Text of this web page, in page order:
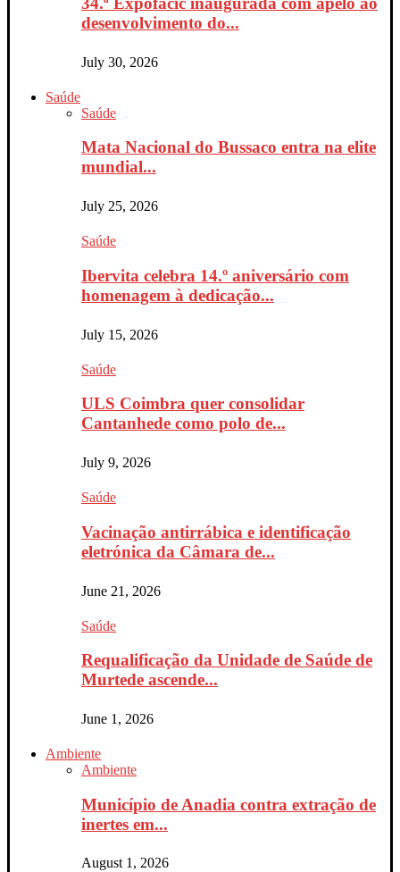
desenvolvimento do...
July 30, 2026
Saúde
Saúde
Mata Nacional do Bussaco entra na elite
mundial...
July 25, 2026
Saúde
Ibervita celebra 14.º aniversário com
homenagem à dedicação...
July 15, 2026
Saúde
ULS Coimbra quer consolidar
Cantanhede como polo de...
July 9, 2026
Saúde
Vacinação antirrábica e identificação
eletrónica da Câmara de...
June 21, 2026
Saúde
Requalificação da Unidade de Saúde de
Murtede ascende...
June 1, 2026
Ambiente
Ambiente
Município de Anadia contra extração de
inertes em...
August 1, 2026